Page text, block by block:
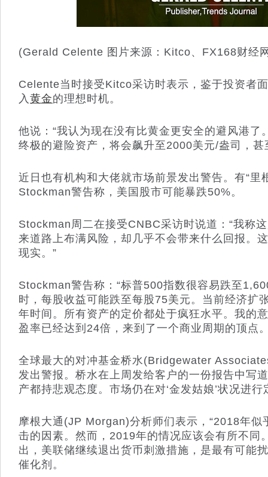
(Gerald Celente 图片来源：Kitco、FX168财经
Celente当时接受Kitco采访时表示，鉴于投资者
入 黄金的理想时机。
他说：“我认为现在没有比黄金更安全的避风港了
终极的避险资产，将会飙升至2000美元/盎司，甚
近日也有机构和大佬就市场前景发出警告。有“里
Stockman警告称，美国股市可能暴跌50%。
Stockman周二在接受CNBC采访时说道：“我称
来道路上布满风险，却几乎不会带来什么回报。
现实。”
Stockman警告称：“标普500指数很容易跌至
时，每股收益可能跌至每股75美元。当前经济扩
年时间。所有资产的定价都处于疯狂水平。我的
盈率已经达到24倍，来到了一个商业周期的顶点
全球最大的对冲基金桥水(Bridgewater
发出警报。桥水在上周发给客户的一份报告中写
产都持悲观态度。市场仍在对‘金发姑娘’状况进
摩根大通(JP Morgan)分析师们表示，“2018年似
击的因素。然而，2019年的情况应该会有所不同
出，美联储继续退出货币刺激措施，是最有可能
催化剂。